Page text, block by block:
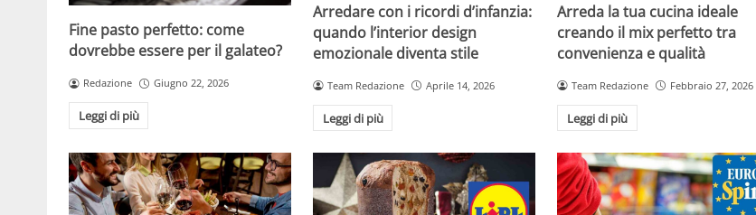
Fine pasto perfetto: come
dovrebbe essere per il galateo?
Redazione Giugno 22, 2026
Leggi di più
Arredare con i ricordi d’infanzia:
quando l’interior design
emozionale diventa stile
Team Redazione Aprile 14, 2026
Leggi di più
Arreda la tua cucina ideale
creando il mix perfetto tra
convenienza e qualità
Team Redazione Febbraio 27, 2026
Leggi di più